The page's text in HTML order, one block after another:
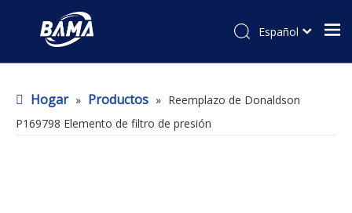
Español
Hogar » Productos » Reemplazo de Donaldson
P169798 Elemento de filtro de presión